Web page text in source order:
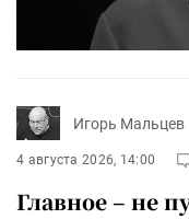
Игорь Мальцев
4 августа 2026, 14:00
Главное – не